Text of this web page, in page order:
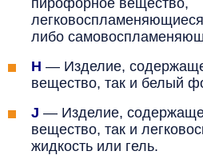
либо
H — Изделие,
вещество, так и белый
J — Изделие,
вещество, так и
жидкость или гель.